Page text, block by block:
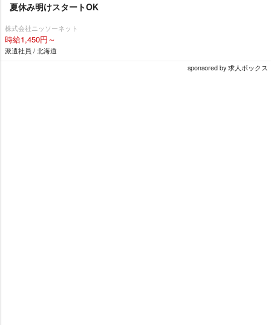
夏休み明けスタートOK
株式会社ニッソーネット
時給1,450円～
派遣社員 / 北海道
sponsored by 求人ボックス